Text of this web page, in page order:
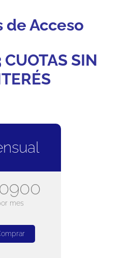
de Acceso
CUOTAS SIN
mes